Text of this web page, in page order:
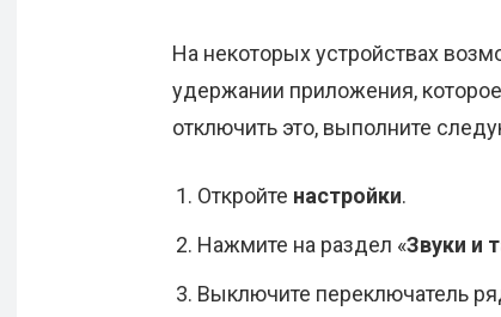
На некоторых устройствах
удержании приложения,
отключить это, выполните
Откройте настройки.
Нажмите на раздел «Звуки и
Выключите переключатель